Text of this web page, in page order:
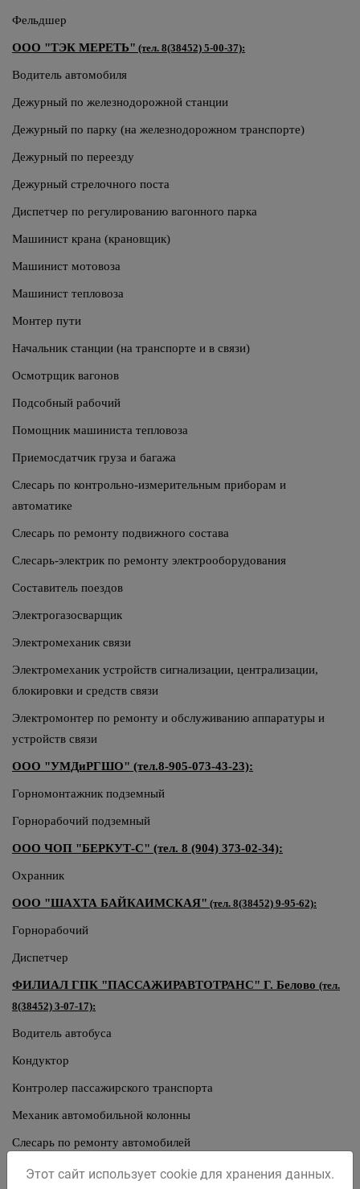
Фельдшер
ООО "ТЭК МЕРЕТЬ" (тел. 8(38452) 5-00-37):
Водитель автомобиля
Дежурный по железнодорожной станции
Дежурный по парку (на железнодорожном транспорте)
Дежурный по переезду
Дежурный стрелочного поста
Диспетчер по регулированию вагонного парка
Машинист крана (крановщик)
Машинист мотовоза
Машинист тепловоза
Монтер пути
Начальник станции (на транспорте и в связи)
Осмотрщик вагонов
Подсобный рабочий
Помощник машиниста тепловоза
Приемосдатчик груза и багажа
Слесарь по контрольно-измерительным приборам и
автоматике
Слесарь по ремонту подвижного состава
Слесарь-электрик по ремонту электрооборудования
Составитель поездов
Электрогазосварщик
Электромеханик связи
Электромеханик устройств сигнализации, централизации,
блокировки и средств связи
Электромонтер по ремонту и обслуживанию аппаратуры и
устройств связи
ООО "УМДиРГШО" (тел.8-905-073-43-23):
Горномонтажник подземный
Горнорабочий подземный
ООО ЧОП "БЕРКУТ-С" (тел. 8 (904) 373-02-34):
Охранник
ООО "ШАХТА БАЙКАИМСКАЯ" (тел. 8(38452) 9-95-62):
Горнорабочий
Диспетчер
ФИЛИАЛ ГПК "ПАССАЖИРАВТОТРАНС" Г. Белово (тел.
8(38452) 3-07-17):
Водитель автобуса
Кондуктор
Контролер пассажирского транспорта
Механик автомобильной колонны
Слесарь по ремонту автомобилей
Штукатур
Этот сайт использует cookie для хранения данных.